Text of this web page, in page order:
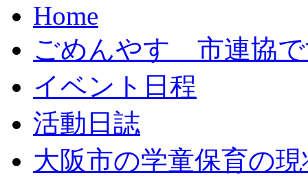
Home
ごめんやす 市連協
イベント日程
活動日誌
大阪市の学童保育の